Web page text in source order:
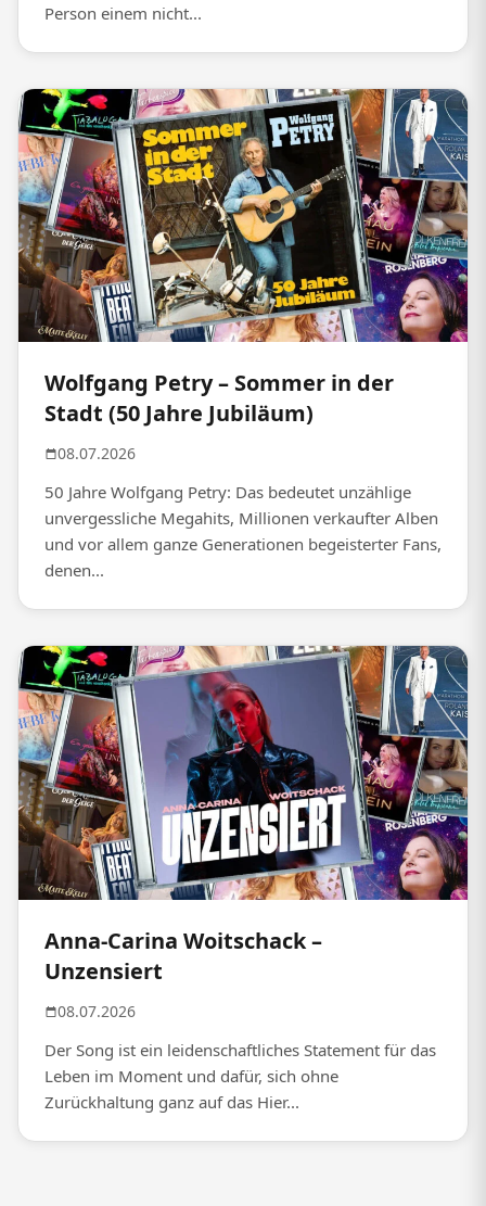
Person einem nicht...
Wolfgang Petry – Sommer in der
Stadt (50 Jahre Jubiläum)
08.07.2026
50 Jahre Wolfgang Petry: Das bedeutet unzählige
unvergessliche Megahits, Millionen verkaufter Alben
und vor allem ganze Generationen begeisterter Fans,
denen...
Anna-Carina Woitschack –
Unzensiert
08.07.2026
Der Song ist ein leidenschaftliches Statement für das
Leben im Moment und dafür, sich ohne
Zurückhaltung ganz auf das Hier...